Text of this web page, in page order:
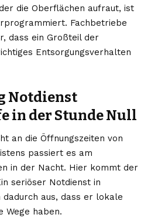
die Oberflächen aufraut, ist
Fachbetriebe
dass ein Großteil der
Entsorgungsverhalten
Notdienst
in der Stunde Null
an die Öffnungszeiten von
passiert es am
in der Nacht. Hier kommt der
seriöser Notdienst in
dadurch aus, dass er lokale
Wege haben.